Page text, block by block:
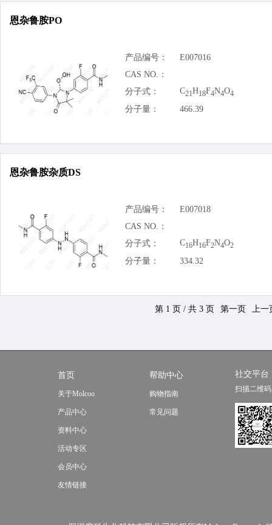
恩杂鲁胺PO
产品编号：
E007016
CAS NO.：
分子式：
C21H18F4N4O4
分子量： 466.39
恩杂鲁胺杂质DS
产品编号：
E007018
CAS NO.：
分子式：
C16H16F2N4O2
分子量： 334.32
第 1 页 / 共 3 页 第一页 上一
首页
关于Molcoo
产品中心
资料中心
活动专区
会员中心
友情链接
帮助中心
购物指南
常见问题
社交平台
扫描二维